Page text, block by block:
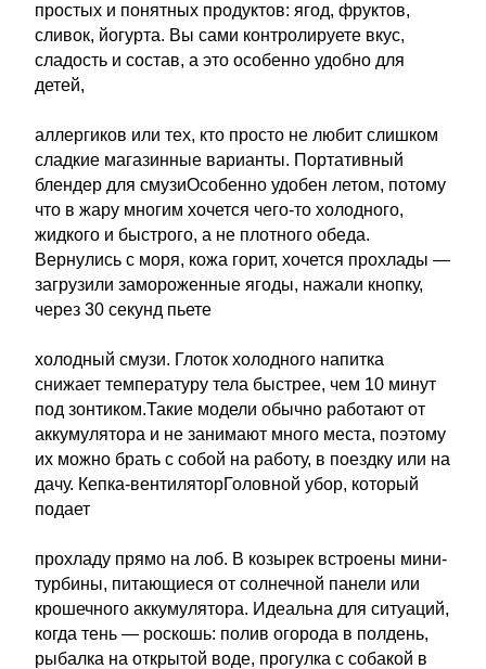
простых и понятных продуктов: ягод, фруктов,
сливок, йогурта. Вы сами контролируете вкус,
сладость и состав, а это особенно удобно для
детей,
аллергиков или тех, кто просто не любит слишком
сладкие магазинные варианты. Портативный
блендер для смузиОсобенно удобен летом, потому
что в жару многим хочется чего-то холодного,
жидкого и быстрого, а не плотного обеда.
Вернулись с моря, кожа горит, хочется прохлады —
загрузили замороженные ягоды, нажали кнопку,
через 30 секунд пьете
холодный смузи. Глоток холодного напитка
снижает температуру тела быстрее, чем 10 минут
под зонтиком.Такие модели обычно работают от
аккумулятора и не занимают много места, поэтому
их можно брать с собой на работу, в поездку или на
дачу. Кепка-вентиляторГоловной убор, который
подает
прохладу прямо на лоб. В козырек встроены мини-
турбины, питающиеся от солнечной панели или
крошечного аккумулятора. Идеальна для ситуаций,
когда тень — роскошь: полив огорода в полдень,
рыбалка на открытой воде, прогулка с собакой в